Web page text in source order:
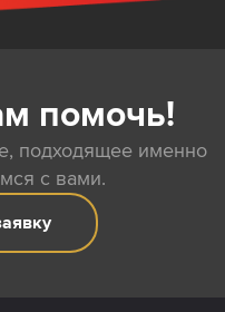
помочь!
подходящее именно
с вами.